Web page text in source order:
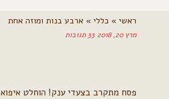
ראשי » כללי » ארבע בנות ומוזה אחת
מרץ 20, 2018 33 תגובות
פסח מתקרב בצעדי ענק! הוחלט איפוא